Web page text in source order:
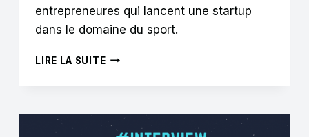
entrepreneures qui lancent une startup
dans le domaine du sport.
LIRE LA SUITELES
LES
FEMMES